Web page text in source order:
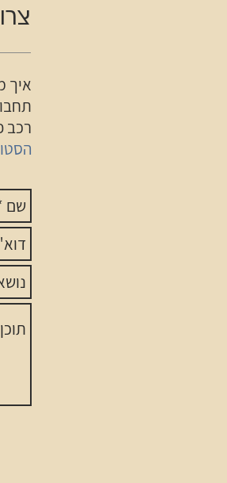
איך
רכב
הסטודיו